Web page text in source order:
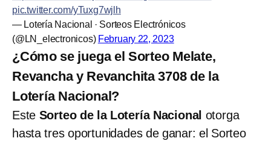
pic.twitter.com/yTuxg7wjlh
— Lotería Nacional · Sorteos Electrónicos
(@LN_electronicos) February 22, 2023
¿Cómo se juega el Sorteo Melate,
Revancha y Revanchita 3708 de la
Lotería Nacional?
Este Sorteo de la Lotería Nacional otorga
hasta tres oportunidades de ganar: el Sorteo